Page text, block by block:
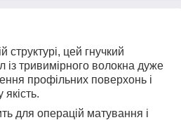
структурі, цей гнучкий
із тривимірного волокна дуже
профільних поверхонь і
для операцій матування і